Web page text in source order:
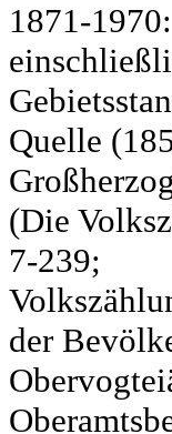
1871-
Quelle
(Die
7-239;
der